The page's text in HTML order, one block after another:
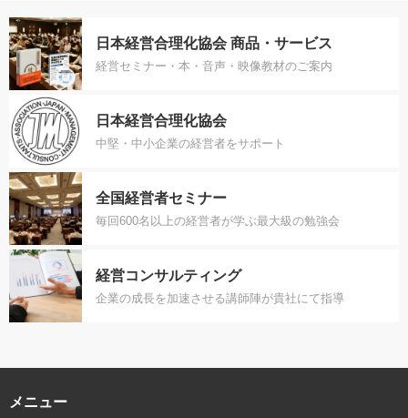
日本経営合理化協会 商品・サービス
経営セミナー・本・音声・映像教材のご案内
日本経営合理化協会
中堅・中小企業の経営者をサポート
全国経営者セミナー
毎回600名以上の経営者が学ぶ最大級の勉強会
経営コンサルティング
企業の成長を加速させる講師陣が貴社にて指導
メニュー